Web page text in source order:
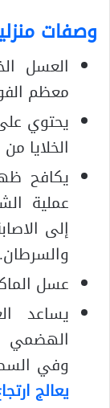
وصفات
العسل
معظم
يحتوي
الخلايا
يكافح
عملية
إلى
والسرطان.
عسل
يساعد
الهضمي
وفي
يعالج